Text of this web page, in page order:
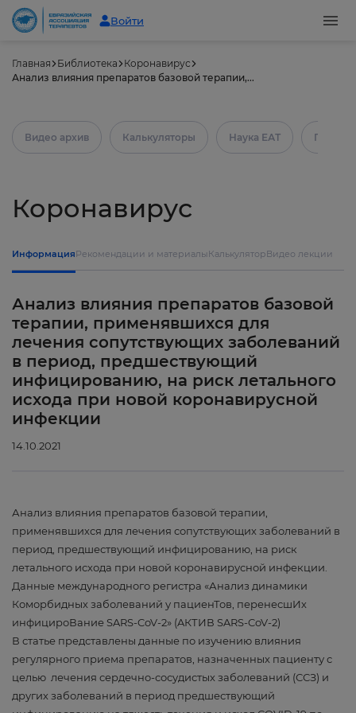
Войти
Главная Библиотека
Коронавирус
Анализ влияния препаратов базовой терапии,...
Видео архив Калькуляторы Наука ЕАТ
Коронавирус
ИнформацияРекомендации и материалыКалькуляторВидео лекции
Анализ влияния препаратов базовой
терапии, применявшихся для
лечения сопутствующих заболеваний
в период, предшествующий
инфицированию, на риск летального
исхода при новой коронавирусной
инфекции
14.10.2021
Анализ влияния препаратов базовой терапии,
применявшихся для лечения сопутствующих заболеваний в
период, предшествующий инфицированию, на риск
летального исхода при новой коронавирусной инфекции.
Данные международного регистра «Анализ динамики
Коморбидных заболеваний у пациенТов, перенесшИх
инфицироВание SARS-CoV-2» (AКТИВ SARS-CoV-2)
В статье представлены данные по изучению влияния
регулярного приема препаратов, назначенных пациенту с
целью лечения сердечно-сосудистых заболеваний (ССЗ) и
других заболеваний в период предшествующий